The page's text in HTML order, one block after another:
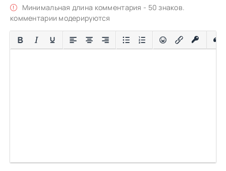
Минимальная длина комментария - 50 знаков.
комментарии модерируются